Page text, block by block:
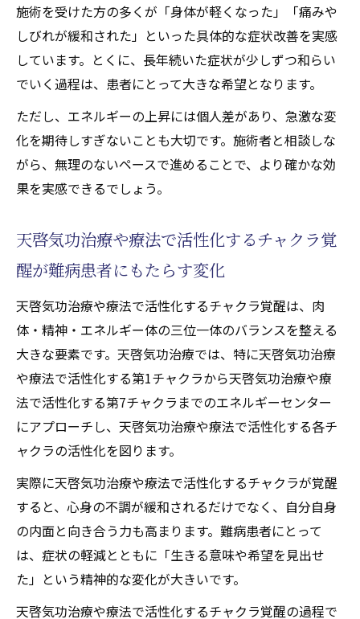
施術を受けた方の多くが「身体が軽くなった」「痛みや
しびれが緩和された」といった具体的な症状改善を実感
しています。とくに、長年続いた症状が少しずつ和らい
でいく過程は、患者にとって大きな希望となります。
ただし、エネルギーの上昇には個人差があり、急激な変
化を期待しすぎないことも大切です。施術者と相談しな
がら、無理のないペースで進めることで、より確かな効
果を実感できるでしょう。
天啓気功治療や療法で活性化するチャクラ覚
醒が難病患者にもたらす変化
天啓気功治療や療法で活性化するチャクラ覚醒は、肉
体・精神・エネルギー体の三位一体のバランスを整える
大きな要素です。天啓気功治療では、特に天啓気功治療
や療法で活性化する第1チャクラから天啓気功治療や療
法で活性化する第7チャクラまでのエネルギーセンター
にアプローチし、天啓気功治療や療法で活性化する各チ
ャクラの活性化を図ります。
実際に天啓気功治療や療法で活性化するチャクラが覚醒
すると、心身の不調が緩和されるだけでなく、自分自身
の内面と向き合う力も高まります。難病患者にとって
は、症状の軽減とともに「生きる意味や希望を見出せ
た」という精神的な変化が大きいです。
天啓気功治療や療法で活性化するチャクラ覚醒の過程で